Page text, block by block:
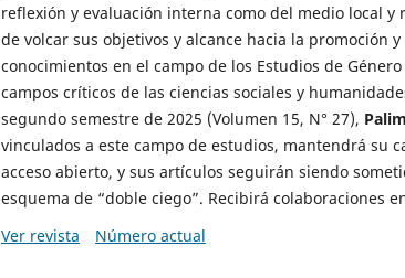
reflexión y evaluación interna como del medio local
de volcar sus objetivos y alcance hacia la promoción
conocimientos en el campo de los Estudios de
campos críticos de las ciencias sociales y
segundo semestre de 2025 (Volumen 15, N° 27),
vinculados a este campo de estudios, mantendrá su
acceso abierto, y sus artículos seguirán siendo
esquema de “doble ciego”. Recibirá colaboraciones
Ver revista
Número actual